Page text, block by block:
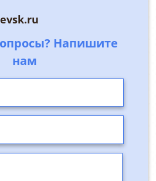
Напишите
нам